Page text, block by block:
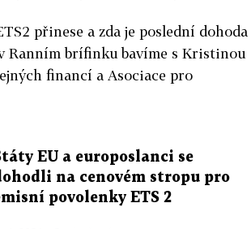
přinese a zda je poslední dohoda
Ranním brífinku bavíme s Kristinou
financí a Asociace pro
EU a europoslanci se
na cenovém stropu pro
povolenky ETS 2